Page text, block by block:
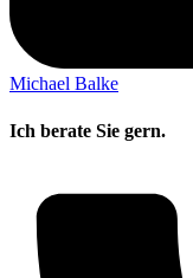
Michael Balke
Ich berate Sie gern.